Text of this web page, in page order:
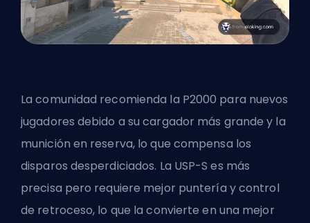
La comunidad recomienda la P2000 para nuevos
jugadores debido a su cargador más grande y la
munición en reserva, lo que compensa los
disparos desperdiciados. La USP-S es más
precisa pero requiere mejor puntería y control
de retroceso, lo que la convierte en una mejor